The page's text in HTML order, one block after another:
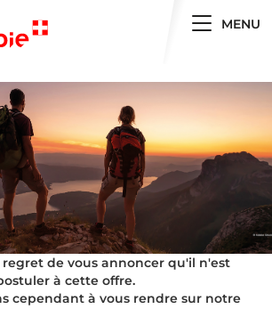
Toggle
MENU
regret de vous annoncer qu'il n'est
à cette offre.
cependant à vous rendre sur notre